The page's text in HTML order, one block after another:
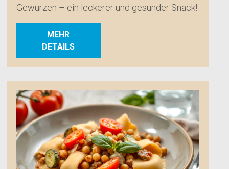
Gewürzen – ein leckerer und gesunder Snack!
MEHR
DETAILS